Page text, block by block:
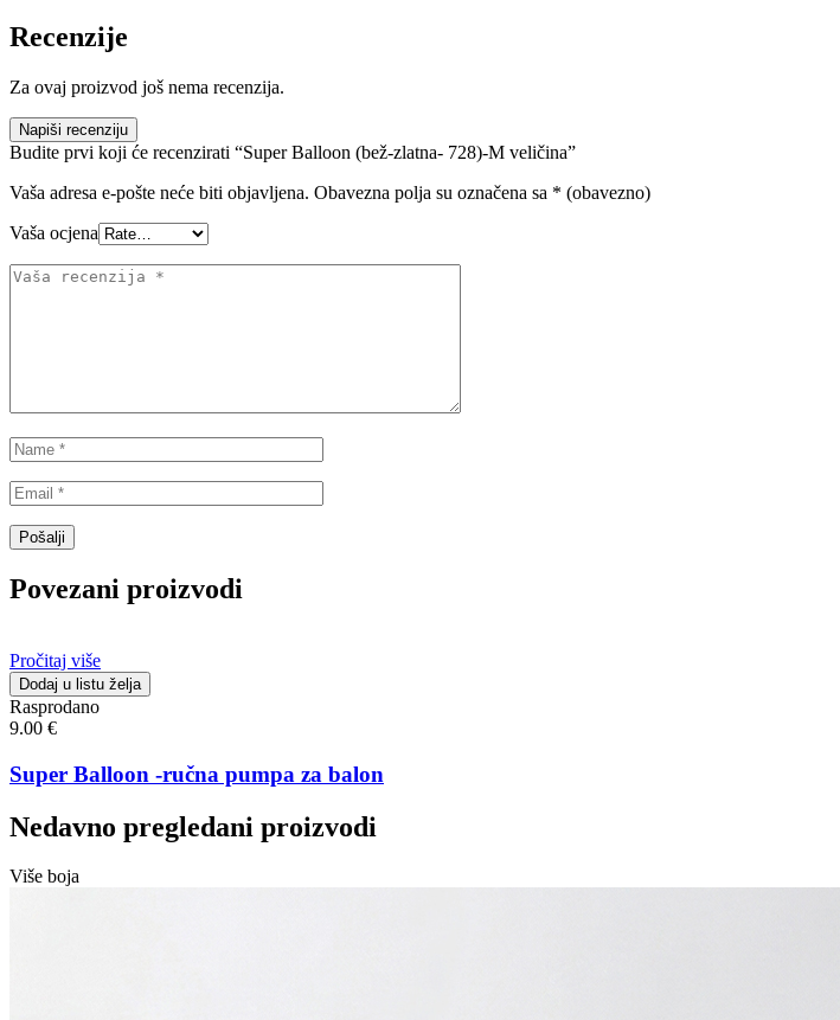
Recenzije
Za ovaj proizvod još nema recenzija.
Napiši recenziju
Budite prvi koji će recenzirati “Super Balloon (bež-zlatna- 728)-M veličina”
Vaša adresa e-pošte neće biti objavljena. Obavezna polja su označena sa * (obavezno)
Vaša ocjena
Povezani proizvodi
Pročitaj više
Dodaj u listu želja
Rasprodano
9.00 €
Super Balloon -ručna pumpa za balon
Nedavno pregledani proizvodi
Više boja